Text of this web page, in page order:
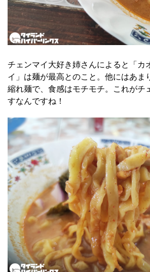
チェンマイ大好き姉さんによると「カ
イ」は麺が最高とのこと。他にはあま
縮れ麺で、食感はモチモチ。これがチ
すなんですね！